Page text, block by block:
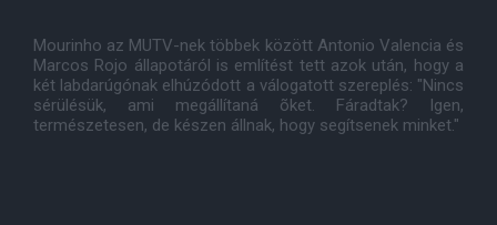
Mourinho az MUTV-nek többek között Antonio Valencia és
Marcos Rojo állapotáról is említést tett azok után, hogy a
két labdarúgónak elhúzódott a válogatott szereplés: "Nincs
sérülésük, ami megállítaná õket. Fáradtak? Igen,
természetesen, de készen állnak, hogy segítsenek minket."